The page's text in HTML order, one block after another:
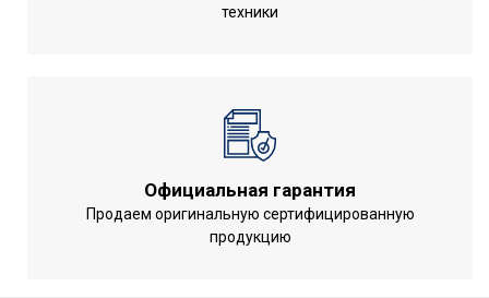
1.5
Функция 'быстрый
Нет
техники
Официальная гарантия
Продаем оригинальную сертифицированную
продукцию